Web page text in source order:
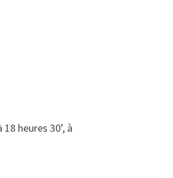
heures 30’, à